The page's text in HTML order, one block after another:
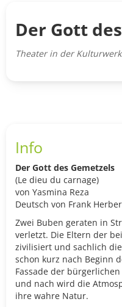
Der Gott
Theater in der
Info
Der Gott des Gemetzels
(Le dieu du carnage)
von Yasmina Reza
Deutsch von Frank
Zwei Buben geraten in
verletzt. Die Eltern der
zivilisiert und sachlich
schon kurz nach Beginn
Fassade der
und nach wird die
ihre wahre Natur.